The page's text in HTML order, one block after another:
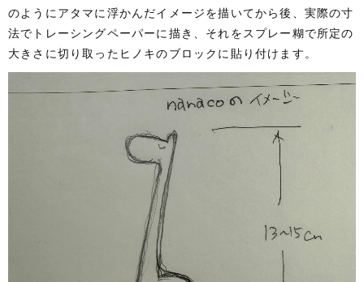
のようにアタマに浮かんだイメージを描いてから後、実際の寸
法でトレーシングペーパーに描き、それをスプレー糊で所定の
大きさに切り取ったヒノキのブロックに貼り付けます。